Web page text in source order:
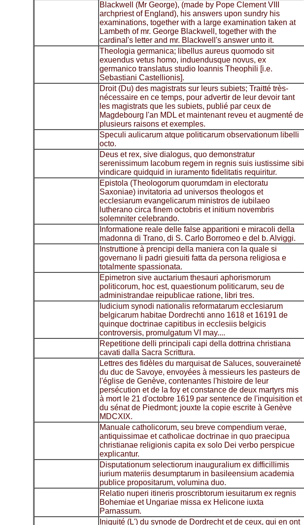
Blackwell (Mr George), (made by Pope Clement VIII
archpriest of England), his answers upon sundry his
examinations, together with a large examination taken at
Lambeth of mr. George Blackwell, together with the
cardinal's letter and mr. Blackwell's answer unto it.
Theologia germanica; libellus aureus quomodo sit
exuendus vetus homo, induendusque novus, ex
germanico translatus studio Ioannis Theophili [i.e.
Sebastiani Castellionis].
Droit (Du) des magistrats sur leurs subiets; Traitté très-
nécessaire en ce temps, pour advertir de leur devoir tant
les magistrats que les subiets, publié par ceux de
Magdebourg l'an MDL et maintenant reveu et augmenté de
plusieurs raisons et exemples.
Speculi aulicarum atque politicarum observationum libelli
octo.
Deus et rex, sive dialogus, quo demonstratur
serenissimum Iacobum regem in regnis suis iustissime sibi
vindicare quidquid in iuramento fidelitatis requiritur.
Epistola (Theologorum quorumdam in electoratu
Saxoniae) invitatoria ad universos theologos et
ecclesiarum evangelicarum ministros de iubilaeo
lutherano circa finem octobris et initium novembris
solemniter celebrando.
Informatione reale delle false apparitioni e miracoli della
madonna di Trano, di S. Carlo Borromeo e del b. Alviggi.
Instruttione à prencipi della maniera con la quale si
governano li padri giesuiti fatta da persona religiosa e
totalmente spassionata.
Epimetron sive auctarium thesauri aphorismorum
politicorum, hoc est, quaestionum politicarum, seu de
administrandae reipublicae ratione, libri tres.
Iudicium synodi nationalis reformatarum ecclesiarum
belgicarum habitae Dordrechti anno 1618 et 16191 de
quinque doctrinae capitibus in ecclesiis belgicis
controversis, promulgatum VI may....
Repetitione delli principali capi della dottrina christiana
cavati dalla Sacra Scrittura.
Lettres des fidèles du marquisat de Saluces, souveraineté
du duc de Savoye, envoyées à messieurs les pasteurs de
l'église de Genève, contenantes l'histoire de leur
persécution et de la foy et constance de deux martyrs mis
à mort le 21 d'octobre 1619 par sentence de l'inquisition et
du sénat de Piedmont; jouxte la copie escrite à Genève
MDCXIX.
Manuale catholicorum, seu breve compendium verae,
antiquissimae et catholicae doctrinae in quo praecipua
christianae religionis capita ex solo Dei verbo perspicue
explicantur.
Disputationum selectiorum inauguralium ex difficillimis
iurium materiis desumptarum in basileensium academia
publice propositarum, volumina duo.
Relatio nuperi itineris proscribtorum iesuitarum ex regnis
Bohemiae et Ungariae missa ex Helicone iuxta
Parnassum.
Iniquité (L') du synode de Dordrecht et de ceux, qui en ont